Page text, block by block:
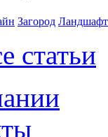
Загород
статьи